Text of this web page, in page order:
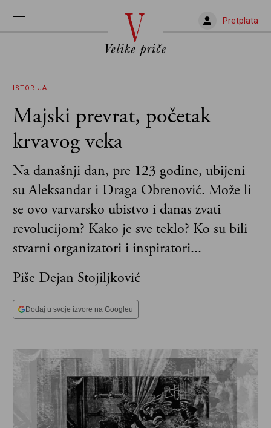
Pretplata
ISTORIJA
Majski prevrat, početak
krvavog veka
Na današnji dan, pre 123 godine, ubijeni
su Aleksandar i Draga Obrenović. Može li
se ovo varvarsko ubistvo i danas zvati
revolucijom? Kako je sve teklo? Ko su bili
stvarni organizatori i inspiratori...
Piše Dejan Stojiljković
Dodaj u svoje izvore na Googleu